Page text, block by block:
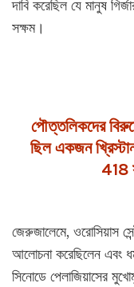
দাবি করেছিল যে মানুষ
সক্ষম।
পৌত্তলিকদের
ছিল একজন
418
জেরুজালেমে, ওরোসিয়াস
আলোচনা করেছিলেন এবং
সিনোডে পেলাজিয়াসের